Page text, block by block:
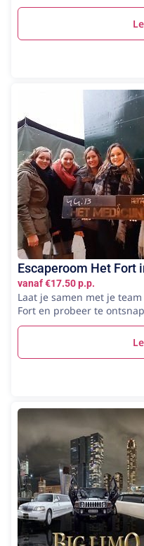
Escaperoom Het Fort
vanaf €17.50 p.p.
Laat je samen met je
Fort en probeer te